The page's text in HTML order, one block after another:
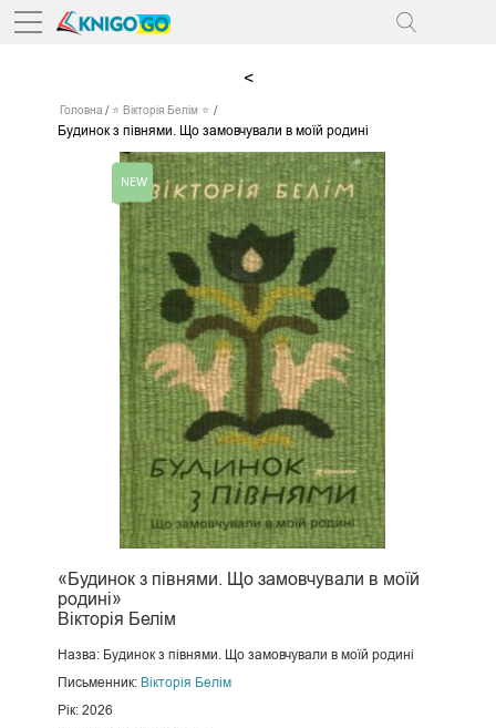
<
Головна ⭐ Вікторія Белім ⭐
Будинок з півнями. Що замовчували в моїй родині
«Будинок з півнями. Що замовчували в моїй
родині»
Вікторія Белім
Назва: Будинок з півнями. Що замовчували в моїй родині
Письменник: Вікторія Белім
Рік: 2026